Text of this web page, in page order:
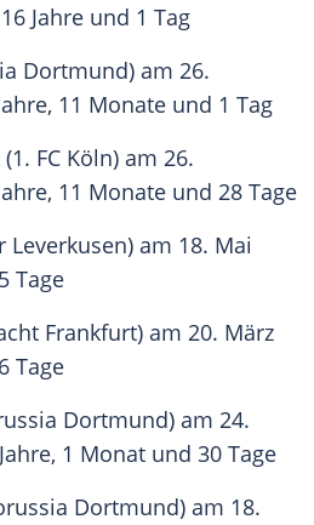
Jahre und 1 Tag
Dortmund) am 26.
11 Monate und 1 Tag
(1. FC Köln) am 26.
11 Monate und 28 Tage
Leverkusen) am 18. Mai
Tage
Frankfurt) am 20. März
Tage
Dortmund) am 24.
1 Monat und 30 Tage
Dortmund) am 18.